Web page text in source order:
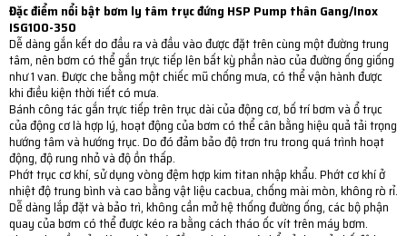
Đặc điểm nổi bật bơm ly tâm trục đứng HSP Pump thân Gang/Inox
ISG100-350
Dễ dàng gắn kết do đầu ra và đầu vào được đặt trên cùng một đường trung
tâm, nên bơm có thể gắn trực tiếp lên bất kỳ phần nào của đường ống giống
như 1 van. Được che bằng một chiếc mũ chống mưa, có thể vận hành được
khi điều kiện thời tiết có mưa.
Bánh công tác gắn trực tiếp trên trục dài của động cơ, bố trí bơm và ổ trục
của động cơ là hợp lý, hoạt động của bơm có thể cân bằng hiệu quả tải trọng
hướng tâm và hướng trục. Do đó đảm bảo độ trơn tru trong quá trình hoạt
động, độ rung nhỏ và độ ồn thấp.
Phớt trục cơ khí, sử dụng vòng đệm hợp kim titan nhập khẩu. Phớt cơ khí ở
nhiệt độ trung bình và cao bằng vật liệu cacbua, chống mài mòn, không rò rỉ.
Dễ dàng lắp đặt và bảo trì, không cần mở hệ thống đường ống, các bộ phận
quay của bơm có thể được kéo ra bằng cách tháo ốc vít trên máy bơm.